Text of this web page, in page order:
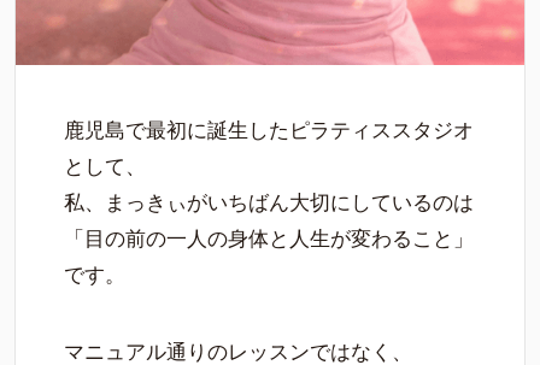
鹿児島で最初に誕生したピラティススタジオ
として、
私、まっきぃがいちばん大切にしているのは
「目の前の一人の身体と人生が変わること」
です。
マニュアル通りのレッスンではなく、